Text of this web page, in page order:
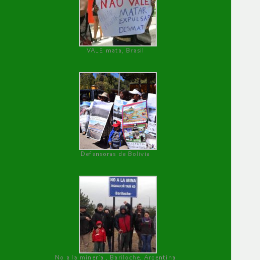
VALE mata, Brasil
Defensoras de Bolivia
No a la minería , Bariloche, Argentina